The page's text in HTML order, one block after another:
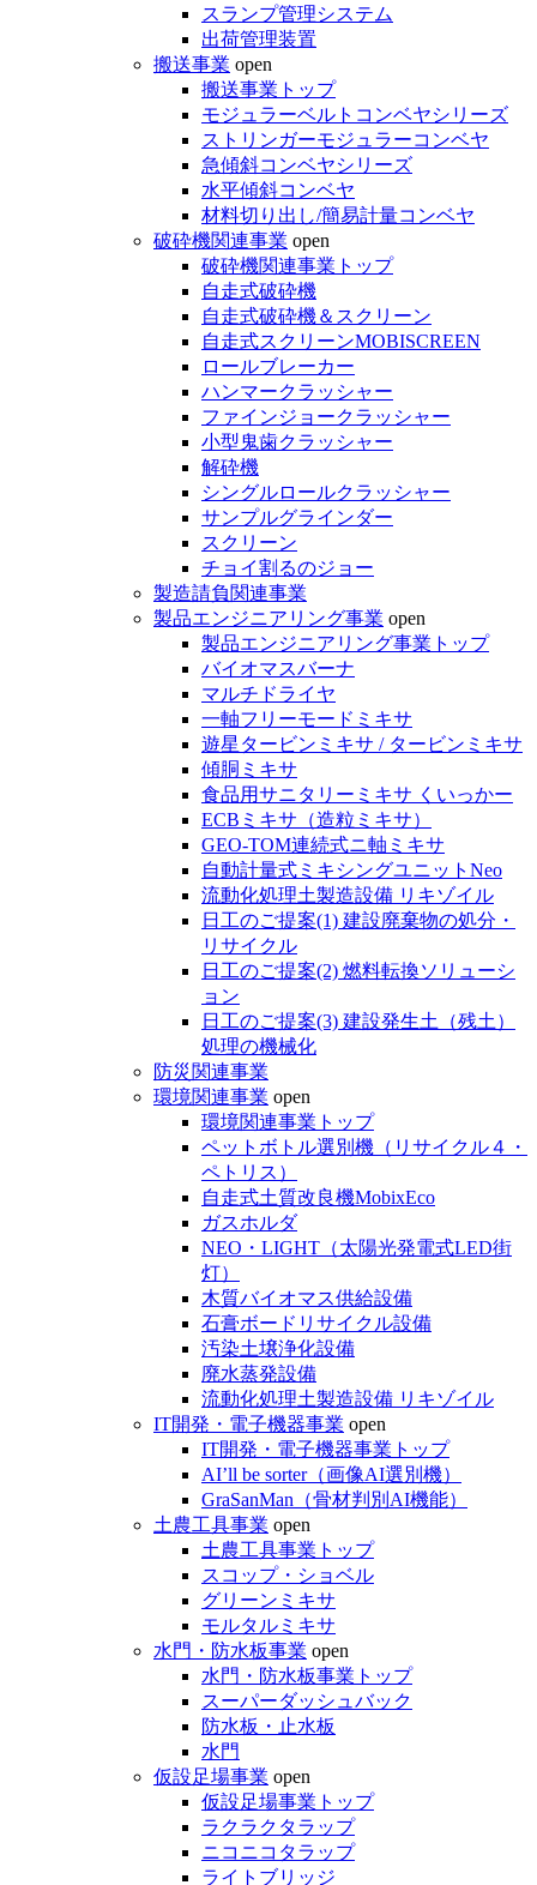
スランプ管理システム
出荷管理装置
搬送事業 open
搬送事業トップ
モジュラーベルトコンベヤシリーズ
ストリンガーモジュラーコンベヤ
急傾斜コンベヤシリーズ
水平傾斜コンベヤ
材料切り出し/簡易計量コンベヤ
破砕機関連事業 open
破砕機関連事業トップ
自走式破砕機
自走式破砕機＆スクリーン
自走式スクリーンMOBISCREEN
ロールブレーカー
ハンマークラッシャー
ファインジョークラッシャー
小型鬼歯クラッシャー
解砕機
シングルロールクラッシャー
サンプルグラインダー
スクリーン
チョイ割るのジョー
製造請負関連事業
製品エンジニアリング事業 open
製品エンジニアリング事業トップ
バイオマスバーナ
マルチドライヤ
一軸フリーモードミキサ
遊星タービンミキサ / タービンミキサ
傾胴ミキサ
食品用サニタリーミキサ くいっかー
ECBミキサ（造粒ミキサ）
GEO-TOM連続式ニ軸ミキサ
自動計量式ミキシングユニットNeo
流動化処理土製造設備 リキゾイル
日工のご提案(1) 建設廃棄物の処分・
リサイクル
日工のご提案(2) 燃料転換ソリューシ
ョン
日工のご提案(3) 建設発生土（残土）
処理の機械化
防災関連事業
環境関連事業 open
環境関連事業トップ
ペットボトル選別機（リサイクル４・
ペトリス）
自走式土質改良機MobixEco
ガスホルダ
NEO・LIGHT（太陽光発電式LED街
灯）
木質バイオマス供給設備
石膏ボードリサイクル設備
汚染土壌浄化設備
廃水蒸発設備
流動化処理土製造設備 リキゾイル
IT開発・電子機器事業 open
IT開発・電子機器事業トップ
AI’ll be sorter（画像AI選別機）
GraSanMan（骨材判別AI機能）
土農工具事業 open
土農工具事業トップ
スコップ・ショベル
グリーンミキサ
モルタルミキサ
水門・防水板事業 open
水門・防水板事業トップ
スーパーダッシュバック
防水板・止水板
水門
仮設足場事業 open
仮設足場事業トップ
ラクラクタラップ
ニコニコタラップ
ライトブリッジ